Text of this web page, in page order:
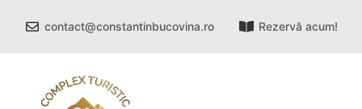
contact@constantinbucovina.ro Rezervă acum!